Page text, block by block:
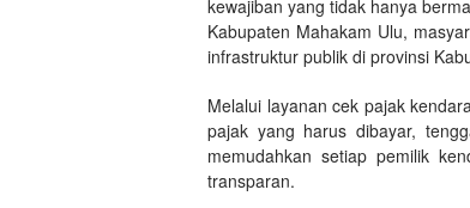
kewajiban yang tidak hanya
Kabupaten Mahakam Ulu,
infrastruktur publik di provinsi
Melalui layanan cek pajak
pajak yang harus dibayar,
memudahkan setiap pemilik
transparan.